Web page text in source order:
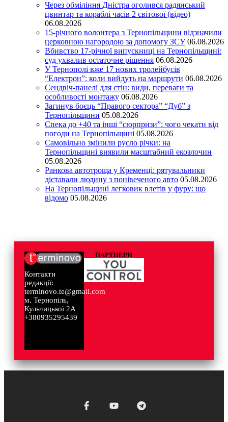
Через обміління Дністра оголився радянський
цвинтар та кораблі часів 2 світової (відео)
06.08.2026
15-річного волонтера з Тернопільщини відзначили
церковною нагородою за допомогу ЗСУ 06.08.2026
Вбивство 17-річної випускниці на Тернопільщині:
суд ухвалив остаточне рішення 06.08.2026
У Тернополі вже 17 нових тролейбусів
“Електрон”: коли вийдуть на маршрути 06.08.2026
Сендвіч-панелі для стін: види, переваги та
особливості монтажу 06.08.2026
Загинув боєць “Правого сектора” “Дуб” з
Тернопільщини 05.08.2026
Спека до +40 та інші “сюрпризи”: чого чекати від
погоди на Тернопільщині 05.08.2026
Самовільно змінили русло річки: на
Тернопільщині виявили масштабний екозлочин
05.08.2026
Ранкова автотроща у Кременці: рятувальники
діставали людину з понівеченого авто 05.08.2026
На Тернопільщині легковик влетів у фуру: що
відомо 05.08.2026
Контакти
редакції:
terminovo.te@gmail.com
м. Тернопіль,
Кульчицької 2А
+380935295439
ПАРТНЕРИ